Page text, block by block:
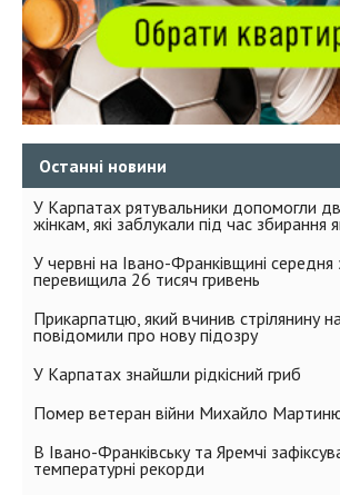
Останні новини
У Карпатах рятувальники допомогли
жінкам, які заблукали під час збирання
У червні на Івано-Франківщині середня
перевищила 26 тисяч гривень
Прикарпатцю, який вчинив стрілянину
повідомили про нову підозру
У Карпатах знайшли рідкісний гриб
Помер ветеран війни Михайло
В Івано-Франківську та Яремчі
температурні рекорди